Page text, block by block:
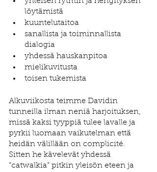
löytämistä
kuuntelutaitoa
sanallista ja toiminnallista
dialogia
yhdessä hauskanpitoa
mielikuvitusta
toisen tukemista
Alkuviikosta teimme Davidin
tunneilla ilman neniä harjoituksen,
missä kaksi tyyppiä tulee lavalle ja
pyrkii luomaan vaikutelman että
heidän välillään on complicité.
Sitten he kävelevät yhdessä
“catwalkia” pitkin yleisön eteen ja